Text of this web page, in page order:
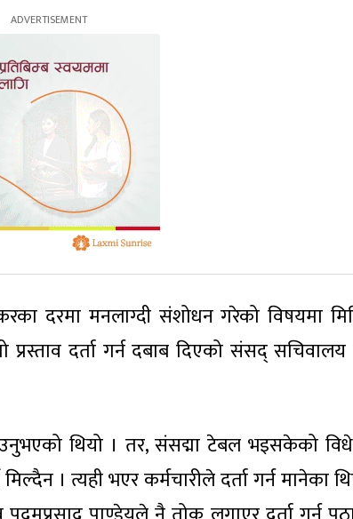
दरमा मनलाग्दी संशोधन गरेको विषयमा
प्रस्ताव दर्ता गर्न दबाब दिएको संसद् सचिवालय
थियो । तर, संसद्मा टेबल भइसकेको
। त्यही भएर कर्मचारीले दर्ता गर्न मानेका